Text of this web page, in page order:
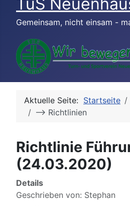
Gemeinsam, nicht einsam -
Aktuelle Seite: Startseite
--> Richtlinien
Richtlinie
(24.03.2020)
Details
Geschrieben von: Stephan